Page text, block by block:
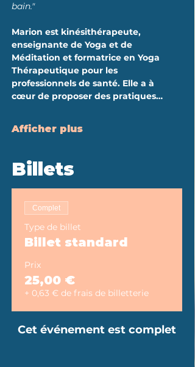
bain."
Marion est kinésithérapeute,
enseignante de Yoga et de
Méditation et formatrice en Yoga
Thérapeutique pour les
professionnels de santé. Elle a à
cœur de proposer des pratiques…
Afficher plus
Billets
Complet
Type de billet
Billet standard
Prix
25,00 €
+ 0,63 € de frais de billetterie
Cet événement est complet